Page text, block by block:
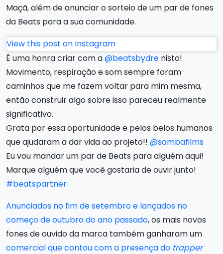
Maçã, além de anunciar o sorteio de um par de fones
da Beats para a sua comunidade.
View this post on Instagram
É uma honra criar com a@beatsbydre nisto!
Movimento, respiração e som sempre foram
caminhos que me fazem voltar para mim mesma,
então construir algo sobre isso pareceu realmente
significativo.
Grata por essa oportunidade e pelos belos humanos
que ajudaram a dar vida ao projeto!! @sambafilms
Eu vou mandar um par de Beats para alguém aqui!
Marque alguém que você gostaria de ouvir junto!
#beatspartner
Anunciados no fim de setembro e lançados no
começo de outubro do ano passado, os mais novos
fones de ouvido da marca também ganharam um
comercial que contou com a presença do trapper